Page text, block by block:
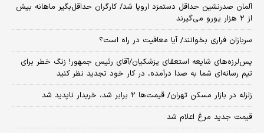
آلمان صدرنشین حداقل دستمزد اروپا شد/ کارگران حداقل‌بگیر ماهانه بیش
از ۲ هزار یورو می‌گیرند
سربازان فراری بخوانند/ آیا معافیت در راه است؟
پس‌لرزه‌های شایعه استعفای پزشکیان/آقای رئیس جمهور! زنگ خطر برای
تیم رسانه‌ای شما به صدا درآمده، در کار خود تجدید نظر کنید
زلزله در بازار مسکن تهران/ قیمت‌ها ۲ برابر شد، خریدار ناپدید شد
قیمت جدید مرغ اعلام شد